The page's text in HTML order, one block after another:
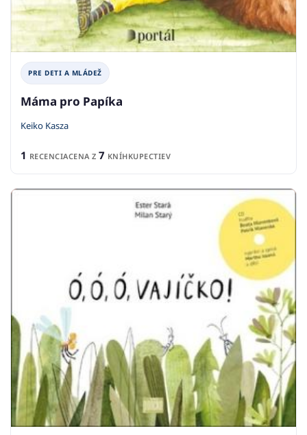
PRE DETI A MLÁDEŽ
Máma pro Papíka
Keiko Kasza
1 RECENCIACENA Z 7 KNÍHKUPECTIEV